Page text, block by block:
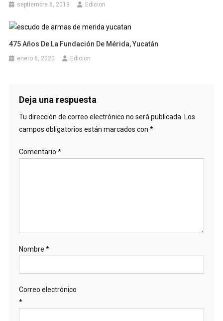
septiembre 6, 2019 Edicion
475 Años De La Fundación De Mérida, Yucatán
enero 6, 2020 Edicion
Deja una respuesta
Tu dirección de correo electrónico no será publicada. Los
campos obligatorios están marcados con *
Comentario *
Nombre *
Correo electrónico
*